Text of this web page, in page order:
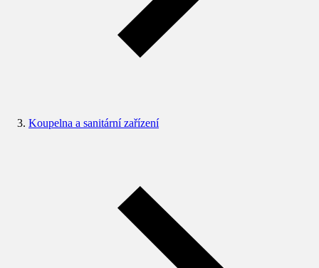
Koupelna a sanitární zařízení